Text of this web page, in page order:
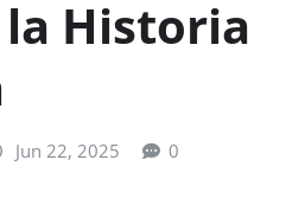
Historia
Jun 22, 2025 0